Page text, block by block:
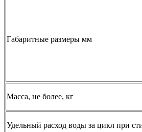
Габаритные размеры мм
Масса, не более, кг
Удельный расход воды за цикл при